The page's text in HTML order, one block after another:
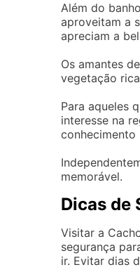
Além do
aproveitam a
apreciam a
Os amantes
vegetação
Para aqueles
interesse na
conhecimento
memorável.
Dicas de
Visitar a
segurança
ir. Evitar dias